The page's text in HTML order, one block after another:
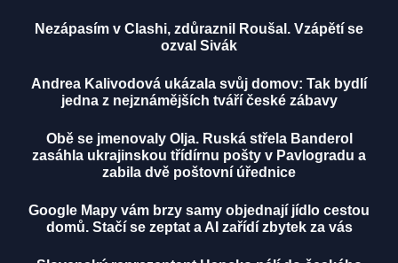
Nezápasím v Clashi, zdůraznil Roušal. Vzápětí se
ozval Sivák
Andrea Kalivodová ukázala svůj domov: Tak bydlí
jedna z nejznámějších tváří české zábavy
Obě se jmenovaly Olja. Ruská střela Banderol
zasáhla ukrajinskou třídírnu pošty v Pavlogradu a
zabila dvě poštovní úřednice
Google Mapy vám brzy samy objednají jídlo cestou
domů. Stačí se zeptat a AI zařídí zbytek za vás